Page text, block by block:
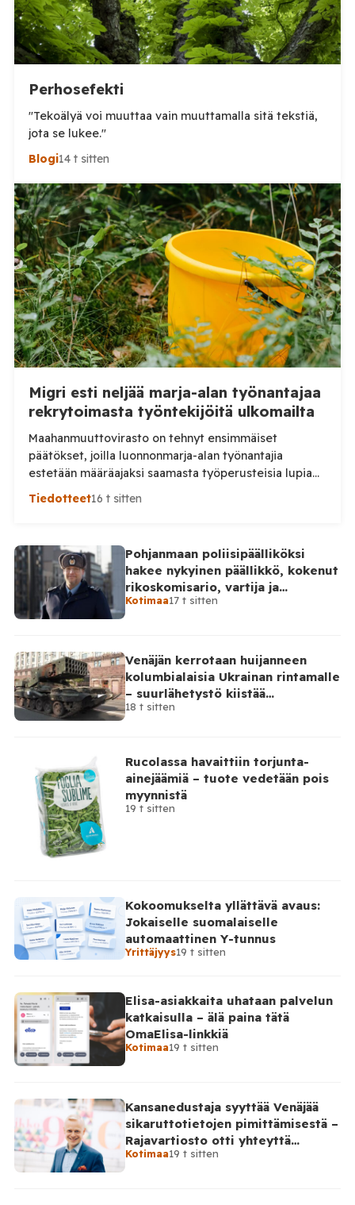
Perhosefekti
"Tekoälyä voi muuttaa vain muuttamalla sitä tekstiä,
jota se lukee."
Blogi14 t sitten
Migri esti neljää marja-alan työnantajaa
rekrytoimasta työntekijöitä ulkomailta
Maahanmuuttovirasto on tehnyt ensimmäiset
päätökset, joilla luonnonmarja-alan työnantajia
estetään määräajaksi saamasta työperusteisia lupia
ulkomailta rekrytoitaville työntekijöille. Päätösten
on kevään ja kesän 2026 aikana harkinnut lupien
myöntämisestä pidättäytymistä noin 20
luonnonmarja-alalla toimivan työnantajan kohdalla.
Tilaa Posi TV – tuellasi riippumaton suomalainen
uutisointi jatkuu myös tulevaisuudessa. Yhdelletoista
Tiedotteet16 t sitten
Pohjanmaan poliisipäälliköksi
hakee nykyinen päällikkö, kokenut
rikoskomisario, vartija ja
sarjahakija
Kotimaa17 t sitten
Venäjän kerrotaan huijanneen
kolumbialaisia Ukrainan rintamalle
– suurlähetystö kiistää
osallisuutensa
18 t sitten
Rucolassa havaittiin torjunta-
ainejäämiä – tuote vedetään pois
myynnistä
19 t sitten
Kokoomukselta yllättävä avaus:
Jokaiselle suomalaiselle
automaattinen Y-tunnus
Yrittäjyys19 t sitten
Elisa-asiakkaita uhataan palvelun
katkaisulla – älä paina tätä
OmaElisa-linkkiä
Kotimaa19 t sitten
Kansanedustaja syyttää Venäjää
sikaruttotietojen pimittämisestä –
Rajavartiosto otti yhteyttä
Venäjälle
Kotimaa19 t sitten